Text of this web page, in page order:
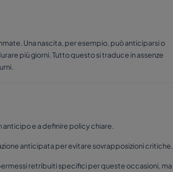
Una nascita, per esempio, può anticiparsi o
più giorni. Tutto questo si traduce in assenze
anticipo e a definire policy chiare.
anticipata per evitare sovrapposizioni critiche.
retribuiti specifici per queste occasioni, ma